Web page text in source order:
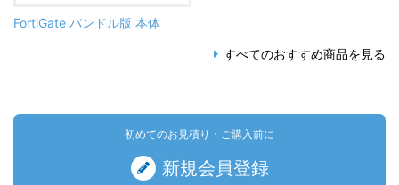
FortiGate バンドル版 本体
すべてのおすすめ商品を見る
初めてのお見積り・ご購入前に
新規会員登録